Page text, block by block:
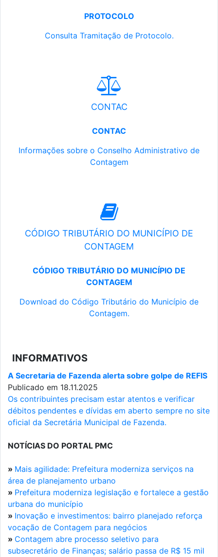
PROTOCOLO
Consulta Tramitação de Protocolo.
CONTAC
CONTAC
Informações sobre o Conselho Administrativo de
Contagem
CÓDIGO TRIBUTÁRIO DO MUNICÍPIO DE
CONTAGEM
CÓDIGO TRIBUTÁRIO DO MUNICÍPIO DE
CONTAGEM
Download do Código Tributário do Município de
Contagem.
INFORMATIVOS
A Secretaria de Fazenda alerta sobre golpe de REFIS
Publicado em 18.11.2025
Os contribuintes precisam estar atentos e verificar
débitos pendentes e dívidas em aberto sempre no site
oficial da Secretária Municipal de Fazenda.
NOTÍCIAS DO PORTAL PMC
» Mais agilidade: Prefeitura moderniza serviços na
área de planejamento urbano
» Prefeitura moderniza legislação e fortalece a gestão
urbana do município
» Inovação e investimentos: bairro planejado reforça
vocação de Contagem para negócios
» Contagem abre processo seletivo para
subsecretário de Finanças; salário passa de R$ 15 mil